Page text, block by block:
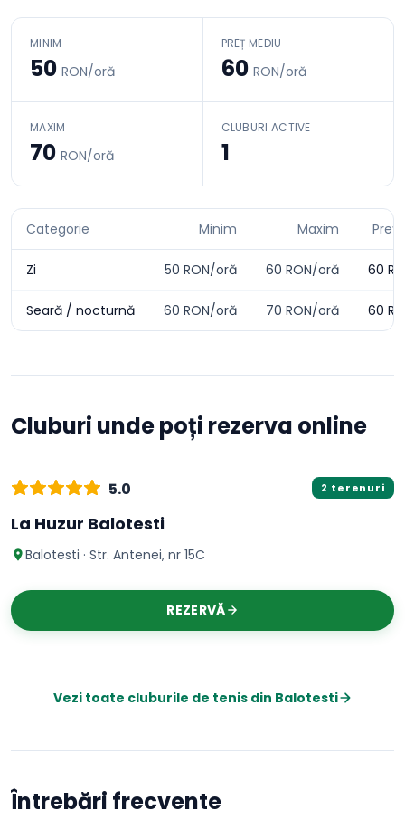
MINIM
50 RON/oră
PREȚ MEDIU
60 RON/oră
MAXIM
70 RON/oră
CLUBURI ACTIVE
1
Categorie Minim Maxim Preț
Zi 50 RON/oră 60 RON/oră 60
Seară / nocturnă 60 RON/oră 70 RON/oră 60
Cluburi unde poți rezerva online
Tenis
5.0 2 terenuri
La Huzur Balotesti
Balotesti · Str. Antenei, nr 15C
REZERVĂ
Vezi toate cluburile de tenisdin Balotesti
Întrebări frecvente